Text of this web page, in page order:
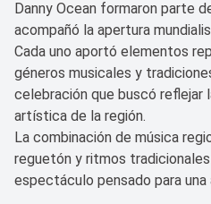
Danny Ocean formaron parte
acompañó la apertura
Cada uno aportó elementos
géneros musicales y
celebración que buscó reflejar
artística de la región.
La combinación de música
reguetón y ritmos
espectáculo pensado para una